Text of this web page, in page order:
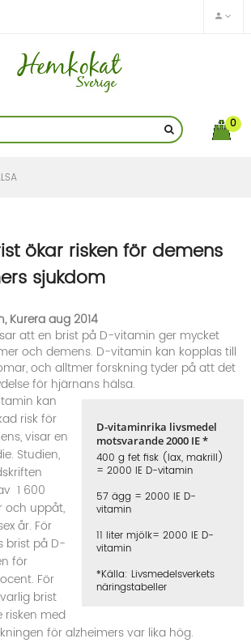
0
ökar risken för demens
sjukdom
Kurera aug 2014
att en brist på D-vitamin ger mycket
och demens. D-vitamin kan kopplas till
och alltmer forskning tyder på att det
för hjärnans hälsa.
D-vitaminrika livsmedel
motsvarande 2000 IE *
400 g fet fisk (lax, makrill)
= 2000 IE D-vitamin
57 ägg = 2000 IE D-
vitamin
11 liter mjölk= 2000 IE D-
vitamin
*Källa: Livsmedelsverkets
näringstabeller
kan
risk för
visar en
Studien,
1 600
och uppåt,
år. För
brist på D-
för
För
brist
risken med
för alzheimers var lika hög.